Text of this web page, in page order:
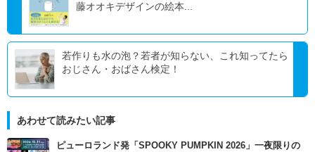
藤オオキデザインの絵本...
若作りも水の泡？若者が知らない、これ知ってたら
おじさん・おばさん検定！
あわせて読みたい記事
ピューロランド発「SPOOKY PUMPKIN 2026」一夜限りの